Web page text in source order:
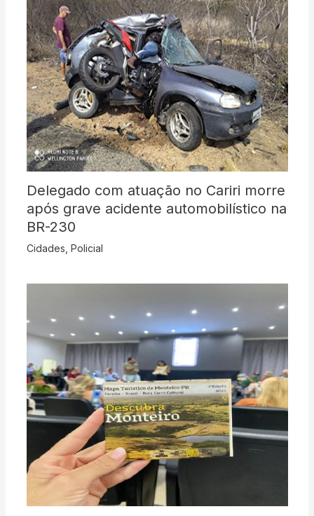
Delegado com atuação no Cariri morre
após grave acidente automobilístico na
BR-230
Cidades Policial